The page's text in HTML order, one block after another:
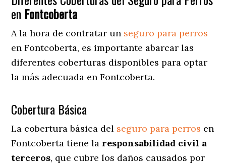
en Fontcoberta
A la hora de contratar un seguro para perros
en Fontcoberta, es importante abarcar las
diferentes coberturas disponibles para optar
la más adecuada en Fontcoberta.
Cobertura Básica
La cobertura básica del seguro para perros en
Fontcoberta tiene la responsabilidad civil a
terceros, que cubre los daños causados por